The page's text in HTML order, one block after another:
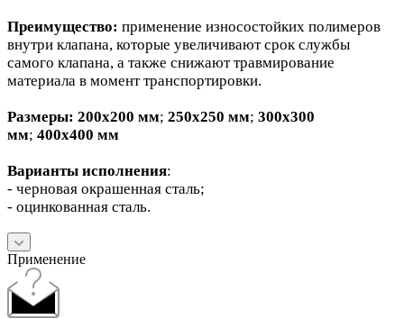
Преимущество: применение износостойких полимеров
внутри клапана, которые увеличивают срок службы
самого клапана, а также снижают травмирование
материала в момент транспортировки.
Размеры: 200х200 мм; 250х250 мм; 300х300
мм; 400х400 мм
Варианты исполнения:
- черновая окрашенная сталь;
- оцинкованная сталь.
Применение